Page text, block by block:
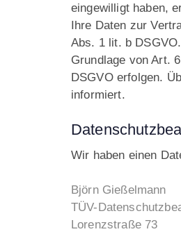
eingewilligt haben,
Ihre Daten zur
Abs. 1 lit. b
Grundlage von Art.
DSGVO erfolgen.
informiert.
Wir haben einen
Björn Gießelmann
TÜV-
Lorenzstraße 73